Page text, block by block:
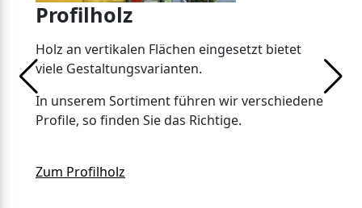
Profilholz
Holz an vertikalen Flächen eingesetzt bietet
viele Gestaltungsvarianten.
In unserem Sortiment führen wir verschiedene
Profile, so finden Sie das Richtige.
Zum Profilholz